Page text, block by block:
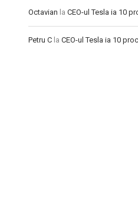
Octavian la CEO-ul Tesla ia 10
Petru C la CEO-ul Tesla ia 10